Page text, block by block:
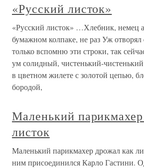
«Русский листок»
«Русский листок» …Хлебник, немец
бумажном колпаке, не раз Уж отворял
только вспомню эти строки, так
ум солидный, чистенький-
в цветном жилете с золотой цепью,
бородой,
Маленький
листок
Маленький парикмахер дрожал как
ним присоединился Карло Гастини.